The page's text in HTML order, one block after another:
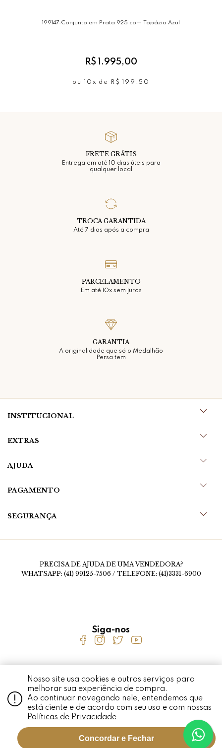
Nosso site usa cookies e outros serviços para
melhorar sua experiência de compra.
Ao continuar navegando nele, entendemos que
está ciente e de acordo com seu uso e com nossas
Políticas de Privacidade
Concordar e Fechar
199147-Conjunto em Prata 925 com Topázio Azul
R$ 1.995,00
ou 10x de R$ 199,50
FRETE GRÁTIS
Entrega em até 10 dias úteis para
qualquer local
TROCA GARANTIDA
Até 7 dias após a compra
PARCELAMENTO
Em até 10x sem juros
GARANTIA
A originalidade que só o Medalhão
Persa tem
INSTITUCIONAL
EXTRAS
AJUDA
PAGAMENTO
SEGURANÇA
PRECISA DE AJUDA DE UMA VENDEDORA?
WHATSAPP: (41) 99125-7506 / TELEFONE: (41)3331-6900
Siga-nos
MEDALHÃO PERSA © 2020 RUA FERNANDO SIMAS, 1456, MERCÊS - CURITIBA - PR
- CEP 80710-660 / CNPJ: 01.926.337/0001-97 TODO O CONTEÚDO DO SITE,
TODAS AS FOTOS, IMAGENS, LOGOTIPOS, MARCAS, DIZERES, SOM, SOFTWARE,
CONJUNTO IMAGEM, LAYOUT, AQUI VEICULADOS SÃO DE PROPRIEDADE
EXCLUSIVA DO MEDALHÃO PERSA. É VEDADA QUALQUER
REPRODUÇÃO, TOTAL OU PARCIAL, DE QUALQUER ELEMENTO DE IDENTIDADE,
SEM EXPRESSA AUTORIZAÇÃO. A VIOLAÇÃO DE QUALQUER DIREITO
MENCIONADO IMPLICARÁ NA RESPONSABILIZAÇÃO CÍVEL E CRIMINAL NOS
TERMOS DA LEI. MEDALHÃO PERSA O MELHOR LUGAR PARA COMPRAR JOIAS DE
OURO, ANEL DE OURO, BRINCO DE OURO, COLAR DE OURO E MUITO MAIS.